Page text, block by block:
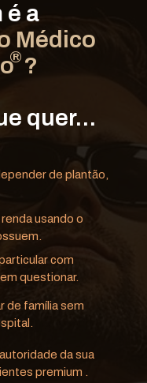
é a
Médico
?
quer...
®
de plantão,
usando o
com
questionar.
da sua
premium .
de família sem